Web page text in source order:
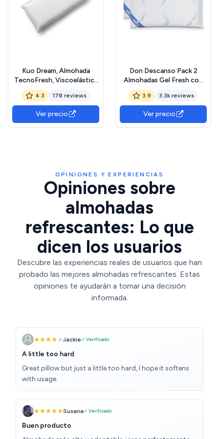
Kuo Dream, Almohada
TecnoFresh, Viscoelástica
con Gel Fresh, Suave y
Transpirable, 60x40cm
OEKO-TEX STANDARD
100
4.3 178 reviews
Ver precio
Don Descanso Pack 2
Almohadas Gel Fresh con
Copos 100%
Viscoelásticos, 70cm,
Firmeza Media,
Ergonómicas, Adaptables,
Termoreguladora,
3.9 3.3k reviews
Ver precio
OPINIONES Y EXPERIENCIAS
Opiniones sobre
almohadas
refrescantes: Lo que
dicen los usuarios
Descubre las experiencias reales de usuarios que han
probado las mejores almohadas refrescantes. Estas
opiniones te ayudarán a tomar una decisión
informada.
Jackie✓ Verificado
A little too hard
Great pillow but just a little too hard, I hope it softens
with usage.
Susana✓ Verificado
Buen producto